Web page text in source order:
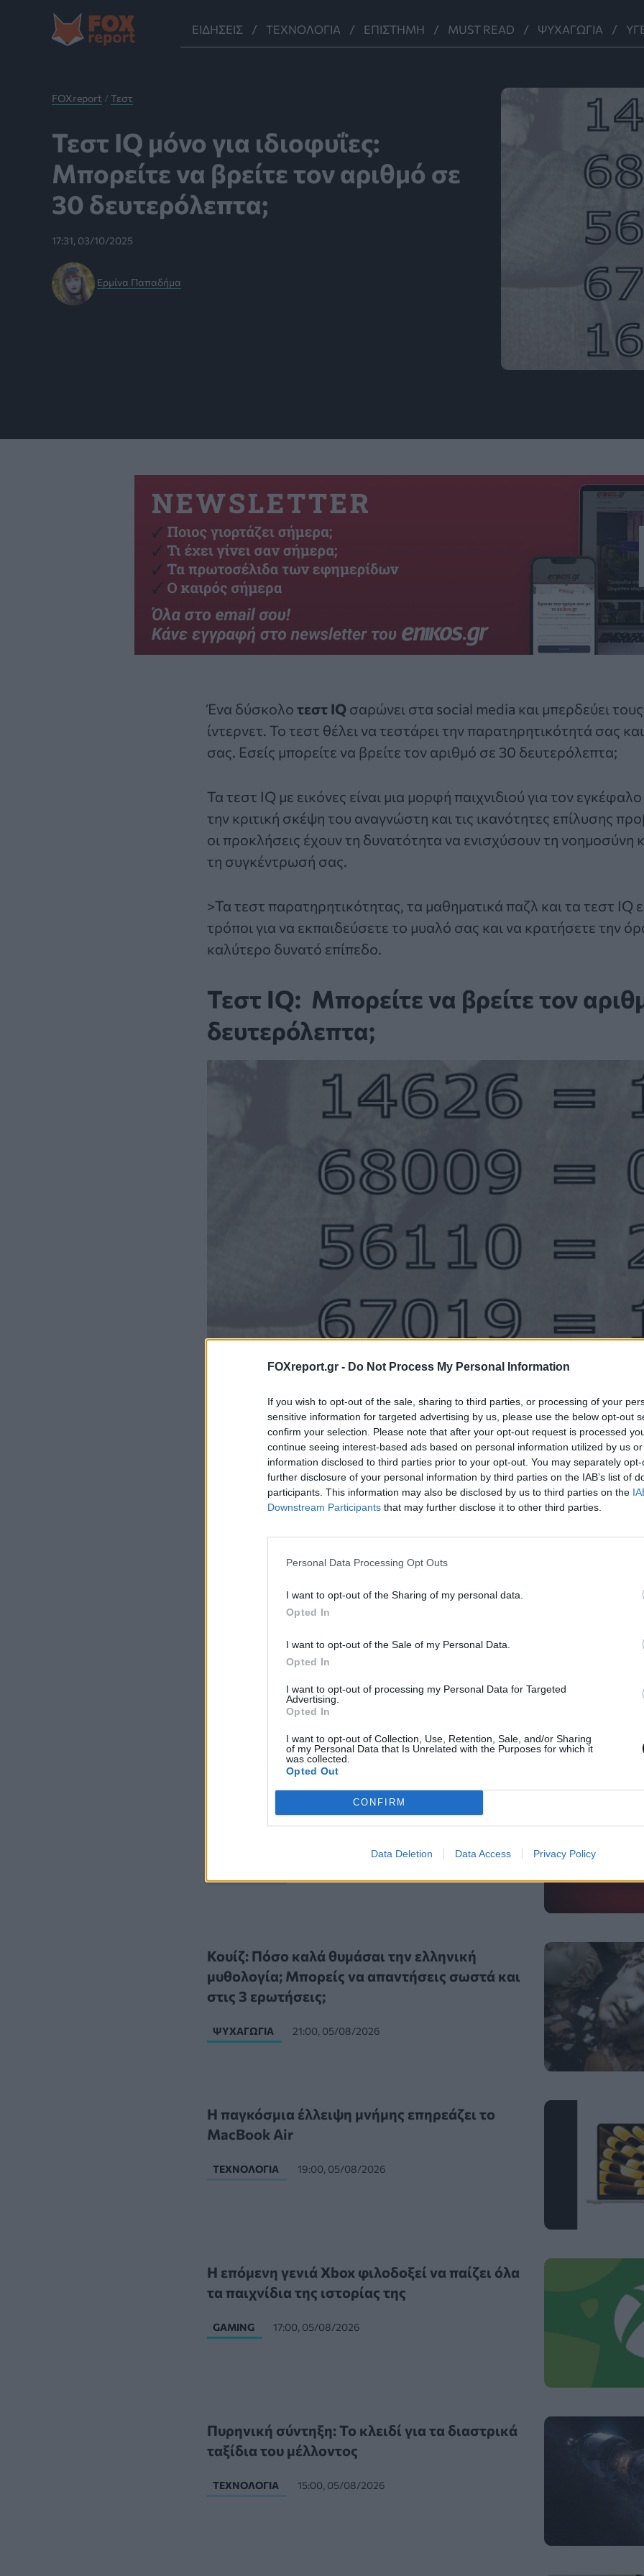
FOXreport.gr - Do Not Process My Personal Information
If you wish to opt-out of the sale, sharing to third parties, or processing of your
sensitive information for targeted advertising by us, please use the below opt-out
confirm your selection. Please note that after your opt-out request is processed
continue seeing interest-based ads based on personal information utilized by us
information disclosed to third parties prior to your opt-out. You may separately
further disclosure of your personal information by third parties on the IAB’s list of
participants. This information may also be disclosed by us to third parties on the
Downstream Participants that may further disclose it to other third parties.
Personal Data Processing Opt Outs
I want to opt-out of the Sharing of my personal data.
Opted In
I want to opt-out of the Sale of my Personal Data.
Opted In
I want to opt-out of processing my Personal Data for Targeted
Advertising.
Opted In
I want to opt-out of Collection, Use, Retention, Sale, and/or Sharing
of my Personal Data that Is Unrelated with the Purposes for which it
was collected.
Opted Out
CONFIRM
Data Deletion Data Access Privacy Policy
Μετάβαση
περιεχόμενο
ΕΙΔΉΣΕΙΣ ΤΕΧΝΟΛΟΓΊΑ ΕΠΙΣΤΉΜΗ MUST READ ΨΥΧΑΓΩΓΊΑ
FOXreport /Τεστ
Τεστ IQ μόνο για ιδιοφυΐες:
Mπορείτε να βρείτε τον αριθμό σε
30 δευτερόλεπτα;
17:31, 03/10/2025
Ερμίνα Παπαδήμα
Ένα δύσκολο τεστ IQ σαρώνει στα social media και μπερδεύει
ίντερνετ. Το τεστ θέλει να τεστάρει την παρατηρητικότητά σας
σας. Εσείς μπορείτε να βρείτε τον αριθμό σε 30 δευτερόλεπτα;
Τα τεστ IQ με εικόνες είναι μια μορφή παιχνιδιού για τον
την κριτική σκέψη του αναγνώστη και τις ικανότητες επίλυσης
οι προκλήσεις έχουν τη δυνατότητα να ενισχύσουν τη νοημοσύνη
τη συγκέντρωσή σας.
>Τα τεστ παρατηρητικότητας, τα μαθηματικά παζλ και τα τεστ IQ
τρόποι για να εκπαιδεύσετε το μυαλό σας και να κρατήσετε την
καλύτερο δυνατό επίπεδο.
Τεστ IQ: Mπορείτε να βρείτε τον
δευτερόλεπτα;
Εικόνα: brainfans.com
H Λύση του τεστ IQ
Τελευταία άρθρα
Επίθεση στην αλυσίδα εφοδιασμού του npm:
Παραβιάστηκε το δημοφιλές πακέτο Keyv με
Κουίζ: Πόσο καλά θυμάσαι την ελληνική
μυθολογία; Μπορείς να απαντήσεις σωστά και
στις 3 ερωτήσεις;
ΨΥΧΑΓΩΓΊΑ 21:00, 05/08/2026
Η παγκόσμια έλλειψη μνήμης επηρεάζει το
MacBook Air
ΤΕΧΝΟΛΟΓΊΑ 19:00, 05/08/2026
Η επόμενη γενιά Xbox φιλοδοξεί να παίζει όλα
τα παιχνίδια της ιστορίας της
GAMING 17:00, 05/08/2026
Πυρηνική σύντηξη: Το κλειδί για τα διαστρικά
ταξίδια του μέλλοντος
ΤΕΧΝΟΛΟΓΊΑ 15:00, 05/08/2026